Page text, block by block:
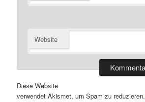
Website
Diese Website
verwendet Akismet, um Spam zu reduzieren.